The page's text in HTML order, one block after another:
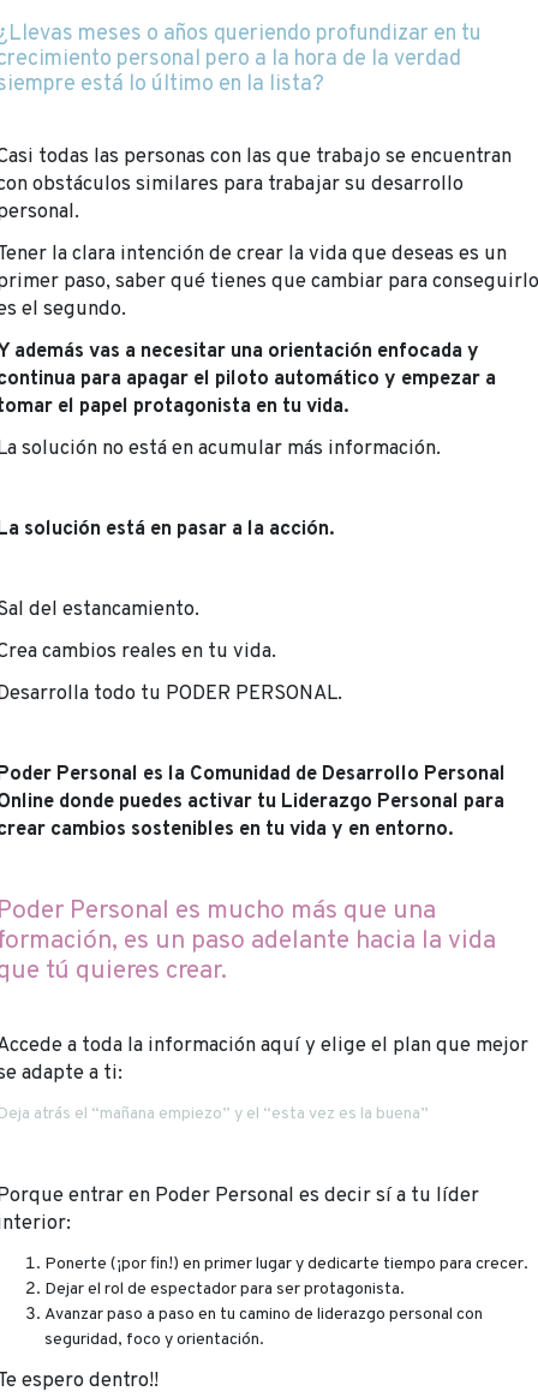
meses o años queriendo profundizar en tu
personal pero a la hora de la verdad
está lo último en la lista?
todas las personas con las que trabajo se encuentran
obstáculos similares para trabajar su desarrollo
la clara intención de crear la vida que deseas es un
paso, saber qué tienes que cambiar para conseguirlo
el segundo.
además vas a necesitar una orientación enfocada y
para apagar el piloto automático y empezar a
el papel protagonista en tu vida.
solución no está en acumular más información.
solución está en pasar a la acción.
del estancamiento.
cambios reales en tu vida.
todo tu PODER PERSONAL.
Personal es la Comunidad de Desarrollo Personal
donde puedes activar tu Liderazgo Personal para
cambios sostenibles en tu vida y en entorno.
Personal es mucho más que una
es un paso adelante hacia la vida
tú quieres crear.
a toda la información aquí y elige el plan que mejor
adapte a ti:
atrás el “mañana empiezo” y el “esta vez es la buena”
entrar en Poder Personal es decir sí a tu líder
Ponerte (¡por fin!) en primer lugar y dedicarte tiempo para crecer.
Dejar el rol de espectador para ser protagonista.
Avanzar paso a paso en tu camino de liderazgo personal con
seguridad, foco y orientación.
espero dentro!!